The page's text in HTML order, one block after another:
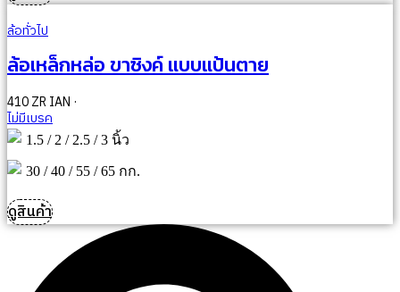
ล้อทั่วไป
ล้อเหล็กหล่อ ขาซิงค์ แบบแป้นตาย
410 ZR IAN ·
ไม่มีเบรค
1.5 / 2 / 2.5 / 3 นิ้ว
30 / 40 / 55 / 65 กก.
ดูสินค้า